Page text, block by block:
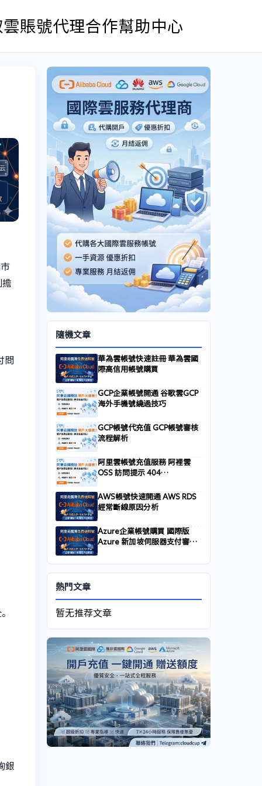
賬號代理合作幫助中心
擔
問
銀
隨機文章
華為雲帳號快速註冊 華為雲國
際高信用帳號購買
GCP企業帳號開通 谷歌雲GCP
海外手機號繞過技巧
GCP帳號代充值 GCP帳號審核
流程解析
阿里雲帳號充值服務 阿裡雲
OSS 訪問提示 404
徑、檔案名大小寫與重寫規則
AWS帳號快速開通 AWS RDS
經常斷線原因分析
Azure企業帳號購買 國際版
Azure 新加坡伺服器支付審核
熱門文章
暂无推荐文章